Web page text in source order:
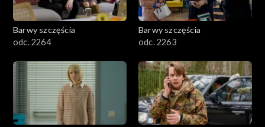
Barwy szczęścia
odc. 2264
Barwy szczęścia
odc. 2263